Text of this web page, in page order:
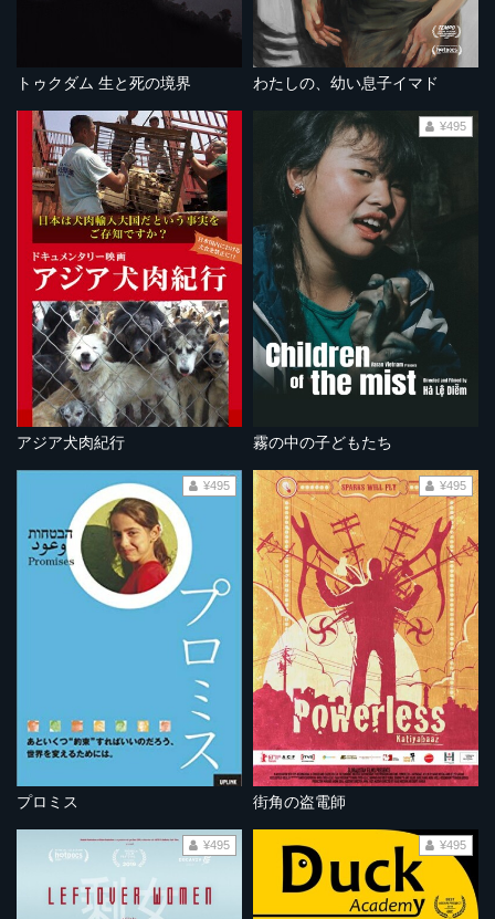
トゥクダム 生と死の境界 わたしの、幼い息子イマド
アジア犬肉紀行 霧の中の子どもたち
¥495
プロミス
¥495
街角の盗電師
¥495
¥495 ¥495